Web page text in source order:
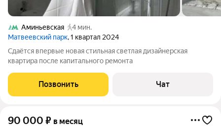
Аминьевская
4 мин.
Матвеевский парк, 1 квартал 2024
Сдаётся впервые новая стильная светлая дизайнерская
квартира после капитального ремонта
Позвонить Чат
90 000 ₽ в месяц